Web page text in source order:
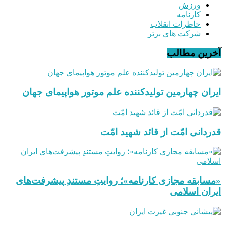
ورزش
کارنامه
خاطرات انقلاب
شرکت های برتر
آخرین مطالب
ایران چهارمین تولیدکننده علم موتور هواپیمای جهان
قدردانی امّت از قائد شهید امّت
«مسابقه مجازی کارنامه»؛ روایتِ مستندِ پیشرفت‌های
ایران اسلامی